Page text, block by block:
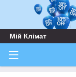
Мій Клімат